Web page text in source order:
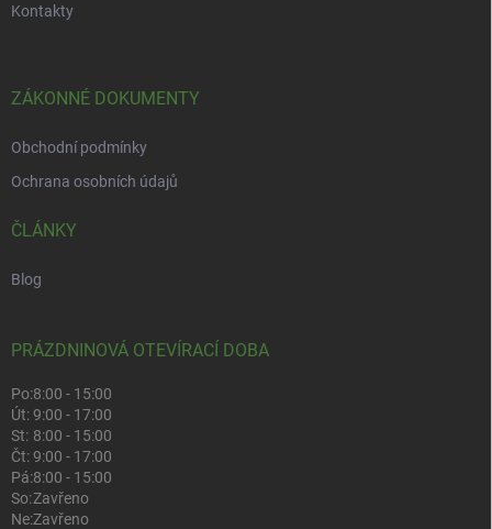
Kontakty
ZÁKONNÉ DOKUMENTY
Obchodní podmínky
Ochrana osobních údajů
ČLÁNKY
Blog
PRÁZDNINOVÁ OTEVÍRACÍ DOBA
Po:8:00 - 15:00
Út:9:00 - 17:00
St: 8:00 - 15:00
Čt:9:00 - 17:00
Pá:8:00 - 15:00
So:Zavřeno
Ne:Zavřeno